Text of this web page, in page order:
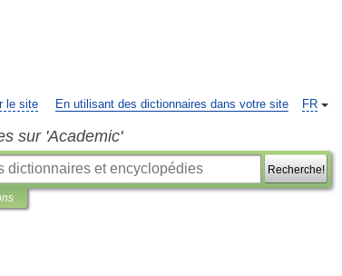
FR
le site En utilisant des dictionnaires dans votre site
sur 'Academic'
Recherche!